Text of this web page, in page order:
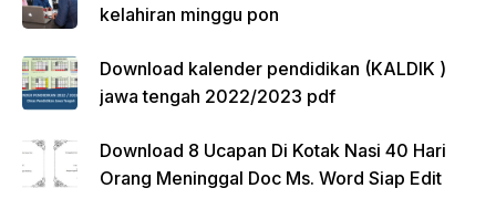
kelahiran minggu pon
Download kalender pendidikan (KALDIK )
jawa tengah 2022/2023 pdf
Download 8 Ucapan Di Kotak Nasi 40 Hari
Orang Meninggal Doc Ms. Word Siap Edit